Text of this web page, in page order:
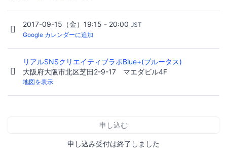
2017-09-15（金）19:15 - 20:00 JST
Google カレンダーに追加
リアルSNSクリエイティブラボBlue+(ブルータス)
大阪府大阪市北区芝田2-9-17 マエダビル4F
地図を表示
申し込む
申し込み受付は終了しました